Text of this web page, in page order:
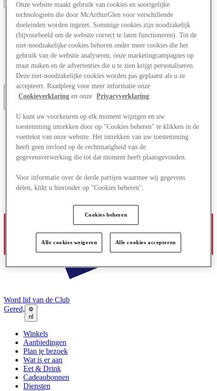
Winkels
Aanbiedingen
Plan je bezoek
Wat is er aan
Eet & Drink
Cadeaubonnen
Diensten
Word lid van de Club
Gered,
nl
Winkels
Aanbiedingen
Plan je bezoek
Wat is er aan
Eet & Drink
Cadeaubonnen
Diensten
Onze website maakt gebruik van cookies en soortgelijke
technologieën die door McArthurGlen voor verschillende
doeleinden worden ingezet. Sommige cookies zijn noodzakelijk
(bijvoorbeeld om de website correct te laten functioneren). Tot de
niet-noodzakelijke cookies behoren onder meer cookies die het
gebruik van de website analyseren, onze marketingcampagnes op
maat maken en de advertenties die u te zien krijgt personaliseren.
Deze niet-noodzakelijke cookies worden pas geplaatst als u ze
accepteert. Raadpleeg voor meer informatie onze
Cookieverklaring en onze Privacyverklaring.
U kunt uw voorkeuren op elk moment wijzigen en uw
toestemming intrekken door op "Cookies beheren" te klikken in de
voettekst van onze website. Het intrekken van uw toestemming
heeft geen invloed op de rechtmatigheid van de
gegevensverwerking die tot dat moment heeft plaatsgevonden.
Voor informatie over de derde partijen waarmee wij gegevens
delen, klikt u hieronder op "Cookies beheren".
Cookies beheren
Alle cookies weigeren Alle cookies accepteren